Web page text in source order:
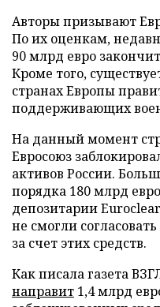
Авторы призывают
По их оценкам,
90 млрд евро
Кроме того,
странах Европы
поддерживающих
На данный момент
Евросоюз
активов России.
порядка 180 млрд
депозитарии
не смогли
за счет этих средств.
Как писала газета
направит 1,4 млрд